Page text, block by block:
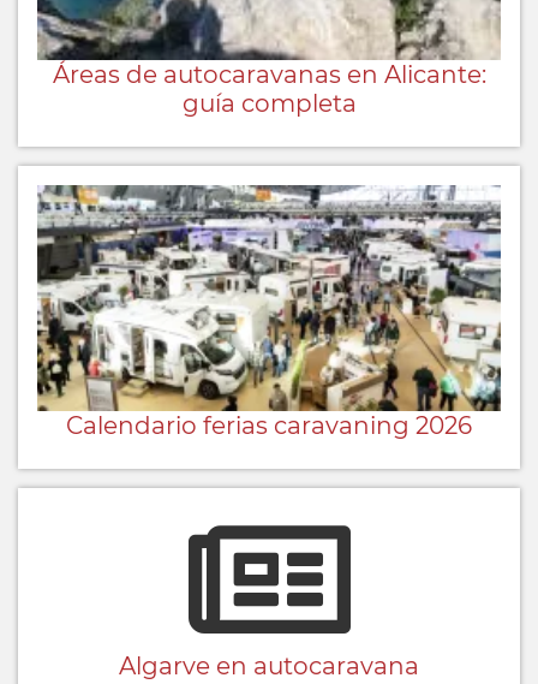
Áreas de autocaravanas en Alicante:
guía completa
Calendario ferias caravaning 2026
Algarve en autocaravana